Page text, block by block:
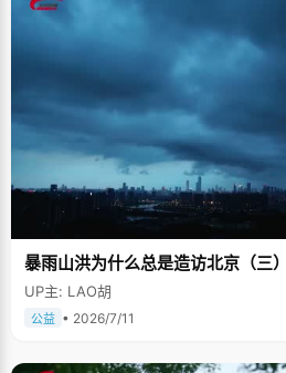
暴雨山洪为什么总是造访北京（三）
UP主: LAO胡
公益 • 2026/7/11